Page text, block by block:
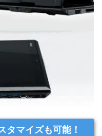
タマイズも可能！